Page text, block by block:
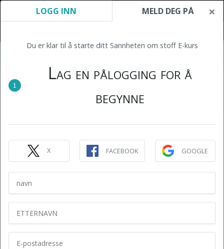
×
LOGG INN MELD DEG PÅ
Du er klar til å starte ditt Sannheten om stoff E-kurs
1
Lag en pålogging for å
begynne
X FACEBOOK GOOGLE